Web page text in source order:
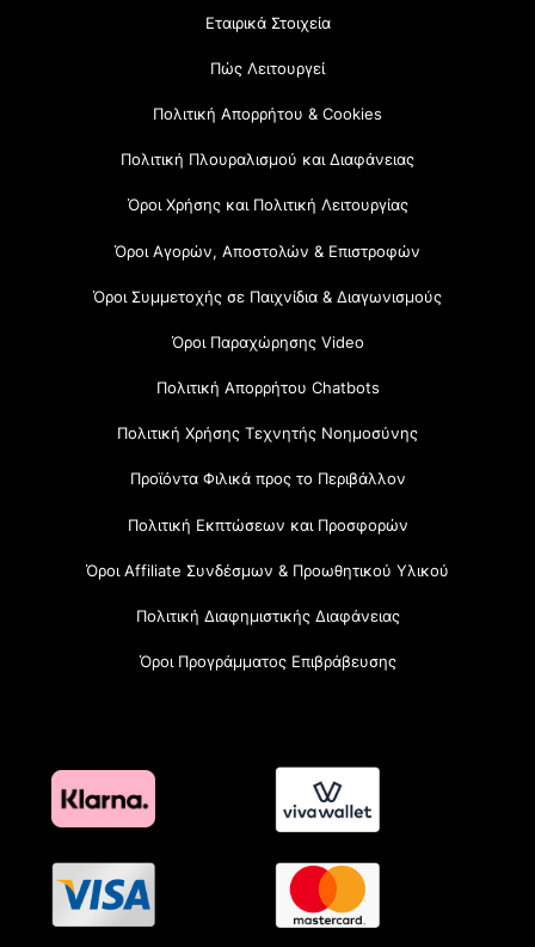
Εταιρικά Στοιχεία
Πώς Λειτουργεί
Πολιτική Απορρήτου & Cookies
Πολιτική Πλουραλισμού και Διαφάνειας
Όροι Χρήσης και Πολιτική Λειτουργίας
Όροι Αγορών, Αποστολών & Επιστροφών
Όροι Συμμετοχής σε Παιχνίδια & Διαγωνισμούς
Όροι Παραχώρησης Video
Πολιτική Απορρήτου Chatbots
Πολιτική Χρήσης Τεχνητής Νοημοσύνης
Προϊόντα Φιλικά προς το Περιβάλλον
Πολιτική Εκπτώσεων και Προσφορών
Όροι Affiliate Συνδέσμων & Προωθητικού Υλικού
Πολιτική Διαφημιστικής Διαφάνειας
Όροι Προγράμματος Επιβράβευσης